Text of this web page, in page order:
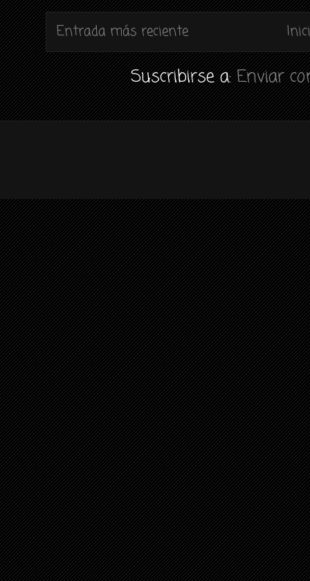
Entrada más reciente
Suscribirse a:Enviar